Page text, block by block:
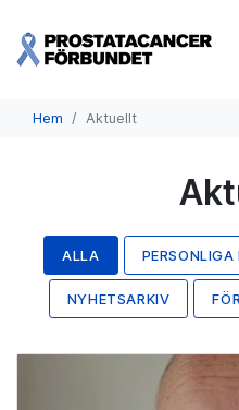
Hem Aktuellt
ALLA PERSONLIGA
NYHETSARKIV